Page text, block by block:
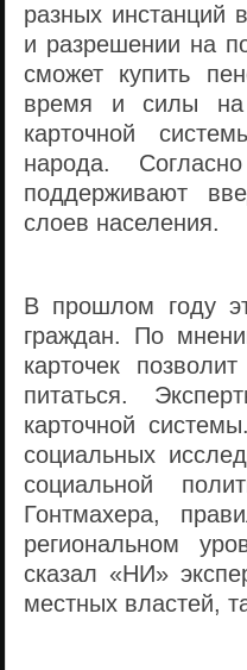
разных инстанций
и разрешении на
сможет купить
время и силы на
карточной
народа.
поддерживают
слоев населения.
В прошлом году
граждан. По
карточек
питаться.
карточной
социальных
социальной
Гонтмахера,
региональном
сказал «НИ»
местных властей,